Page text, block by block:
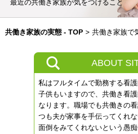
最近の共働き家族が気をつけること
共働き家族の実態 - TOP > 共働き家族で
ABOUT
私はフルタイムで勤務する看
子供もいますので、共働き看
なります。職場でも共働きの
つも夫が家事を手伝ってくれ
面倒をみてくれないという愚